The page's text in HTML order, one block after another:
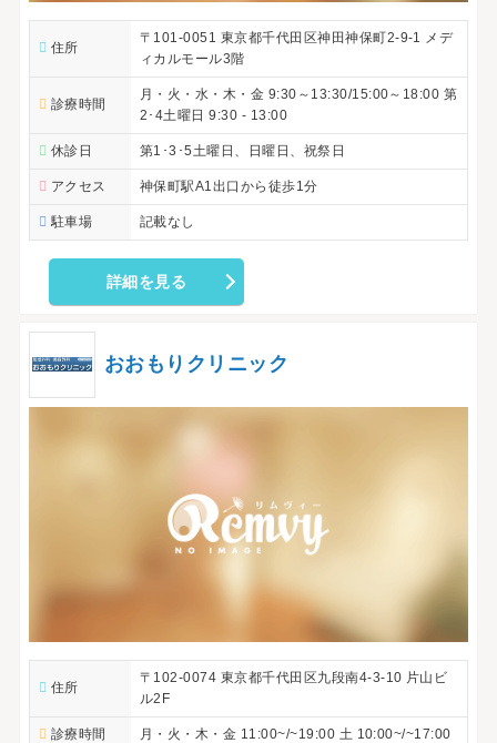
住所
〒101-0051 東京都千代田区神田神保町2-9-1 メデ
ィカルモール3階
診療時間
月・火・水・木・金 9:30～13:30/15:00～18:00 第
2･4土曜日 9:30 - 13:00
休診日 第1･3･5土曜日、日曜日、祝祭日
アクセス 神保町駅A1出口から徒歩1分
駐車場 記載なし
詳細を見る
おおもりクリニック
住所
〒102-0074 東京都千代田区九段南4-3-10 片山ビ
ル2F
診療時間 月・火・木・金 11:00~/~19:00 土 10:00~/~17:00